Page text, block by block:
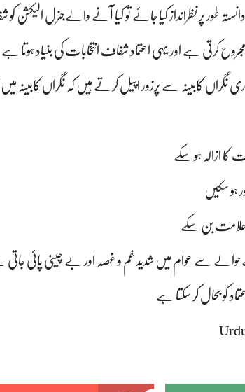
طور پر نظرانداز کیا جائے تو کیا آنے والےجنرل الیکشن کو
کرتی ہے اور یہی اعتماد شفاف انتخابات کی بنیاد ہوتا ہے
نگراں کابینہ سے پُرزور اپیل کرتے ہیں کہ نگراں کابینہ
کا ازالہ ہو سکے
ہو سکیں
علامت بن سکے
سے عوام میں شدید غم و غصہ اور بے چینی پائی جاتی
کو بحال کر سکتا ہے